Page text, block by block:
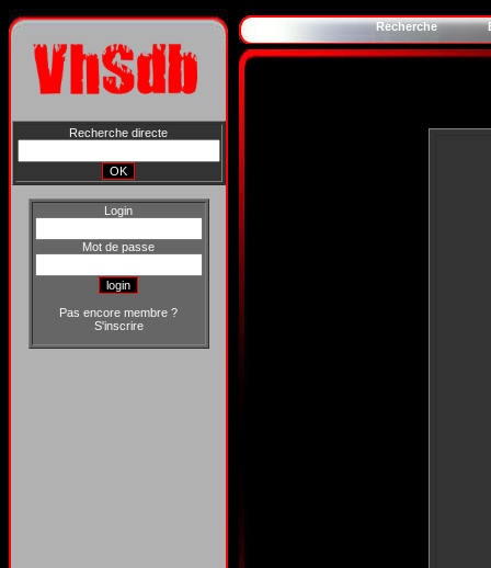
Recherche directe
Login
Mot de passe
Pas encore membre ?
S'inscrire
Recherche